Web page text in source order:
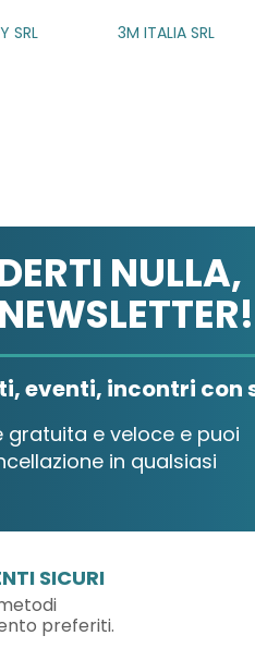
ITALIA SRL
NULLA,
eventi, incontri con
gratuita e veloce e puoi
in qualsiasi
SICURI
preferiti.